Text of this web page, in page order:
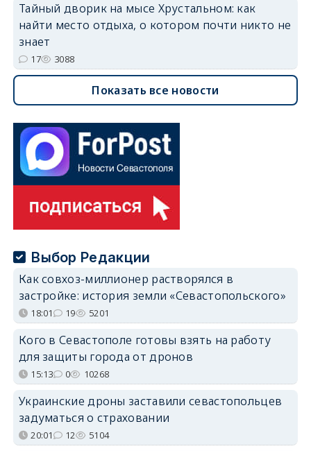
Тайный дворик на мысе Хрустальном: как
найти место отдыха, о котором почти никто не
знает
17 3088
Показать все новости
Выбор Редакции
Как совхоз-миллионер растворялся в
застройке: история земли «Севастопольского»
18:01 19 5201
Кого в Севастополе готовы взять на работу
для защиты города от дронов
15:13 0 10268
Украинские дроны заставили севастопольцев
задуматься о страховании
20:01 12 5104